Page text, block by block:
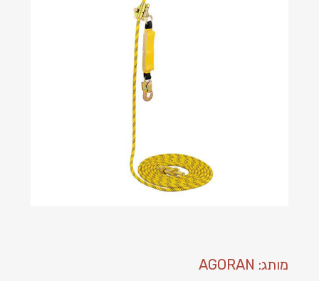
מותג: AGORAN